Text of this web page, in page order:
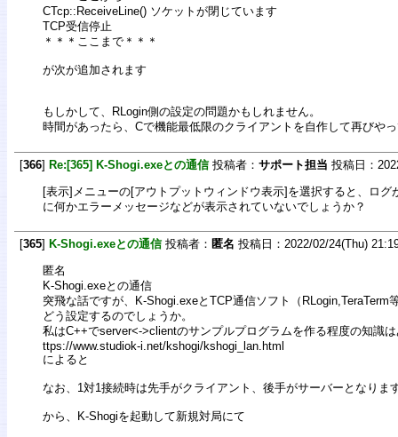
CTcp::ReceiveLine() ソケットが閉じています
TCP受信停止
＊＊＊ここまで＊＊＊
が次が追加されます
もしかして、RLogin側の設定の問題かもしれません。
時間があったら、Cで機能最低限のクライアントを自作して再びや
[366] Re:[365] K-Shogi.exeとの通信投稿者： サポート担当 投稿日：
[表示]メニューの[アウトプットウィンドウ表示]を選択すると、ログ
に何かエラーメッセージなどが表示されていないでしょうか？
[365] K-Shogi.exeとの通信投稿者： 匿名 投稿日：2022/02/24(Thu)
匿名
K-Shogi.exeとの通信
突飛な話ですが、K-Shogi.exeとTCP通信ソフト（RLogin,TeraTerm
どう設定するのでしょうか。
私はC++でserver<->clientのサンプルプログラムを作る程度の知識
ttps://www.studiok-i.net/kshogi/kshogi_lan.html
によると
なお、1対1接続時は先手がクライアント、後手がサーバーとなりま
から、K-Shogiを起動して新規対局にて